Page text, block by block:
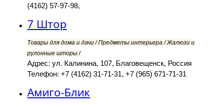
(4162) 57-97-98,
7 Штор
Товары для дома и дачи / Предметы интерьера / Жалюзи и
рулонные шторы /
Адрес: ул. Калинина, 107, Благовещенск, Россия
Телефон: +7 (4162) 31-71-31, +7 (965) 671-71-31
Амиго-Блик